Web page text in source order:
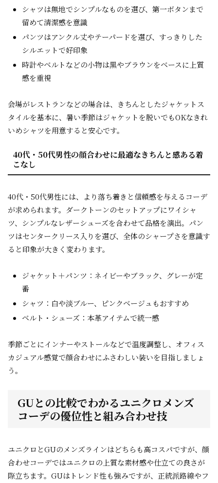
シャツは無地でシンプルなものを選び、第一ボタンまで
留めて清潔感を意識
パンツはアンクル丈やテーパードを選び、すっきりした
シルエットで好印象
時計やベルトなどの小物は黒やブラウンをベースに上質
感を重視
会場がレストランなどの場合は、きちんとしたジャケットス
タイルを基本に、暑い季節はジャケットを脱いでもOKなきれ
いめシャツを用意すると安心です。
40代・50代男性の顔合わせに最適なきちんと感ある着
こなし
40代・50代男性には、より落ち着きと信頼感を与えるコーデ
が求められます。ダークトーンのセットアップにワイシャ
ツ、シンプルなレザーシューズを合わせて品格を演出。パン
ツはセンタークリース入りを選び、全体のシャープさを意識す
ると印象が大きく変わります。
ジャケット＋パンツ：ネイビーやブラック、グレーが定
番
シャツ：白や淡ブルー、ピンクベージュもおすすめ
ベルト・シューズ：本革アイテムで統一感
季節ごとにインナーやストールなどで温度調整し、オフィス
カジュアル感覚で顔合わせにふさわしい装いを目指しましょ
う。
GUとの比較でわかるユニクロメンズ
コーデの優位性と組み合わせ技
ユニクロとGUのメンズラインはどちらも高コスパですが、顔
合わせコーデではユニクロの上質な素材感や仕立ての良さが
際立ちます。GUはトレンド性も強みですが、正統派路線やフ